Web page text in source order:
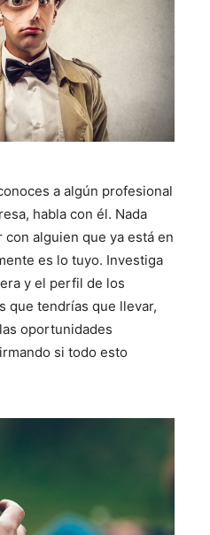
a algún profesional
habla con él. Nada
con alguien que ya está en
es lo tuyo. Investiga
y el perfil de los
que tendrías que llevar,
oportunidades
si todo esto